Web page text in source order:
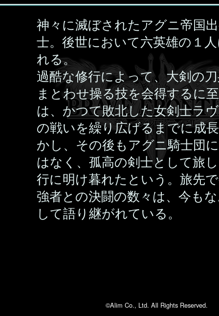
神々に滅ぼされたアグニ帝国
士。後世において六英雄の１
れる。
過酷な修行によって、大剣の
まとわせ操る技を会得するに
は、かつて敗北した女剣士ラ
の戦いを繰り広げるまでに成
かし、その後もアグニ騎士団
はなく、孤高の剣士として旅
行に明け暮れたという。旅先
強者との決闘の数々は、今も
して語り継がれている。
©Alim Co., Ltd. All Rights Reserved.